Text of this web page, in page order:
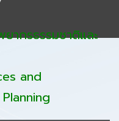
ากรธรรมชาติและ
and